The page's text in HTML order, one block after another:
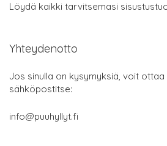
Löydä kaikki tarvitsemasi
Yhteydenotto
Jos sinulla on kysymyksiä, voit ottaa
sähköpostitse:
info@puuhyllyt.fi